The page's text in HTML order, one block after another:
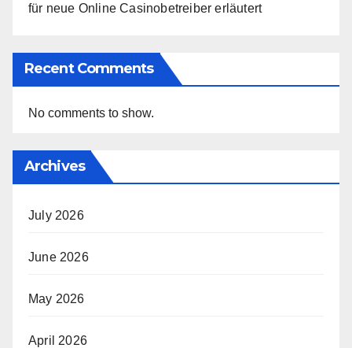
für neue Online Casinobetreiber erläutert
Recent Comments
No comments to show.
Archives
July 2026
June 2026
May 2026
April 2026